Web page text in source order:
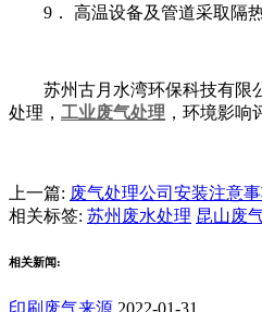
9． 高温设备及管道采取隔
苏州古月水湾环保科技有限
处理， 工业废气处理 ，环境影
上一篇: 废气处理公司安装注意事
相关标签: 苏州废水处理 昆山废
相关新闻: